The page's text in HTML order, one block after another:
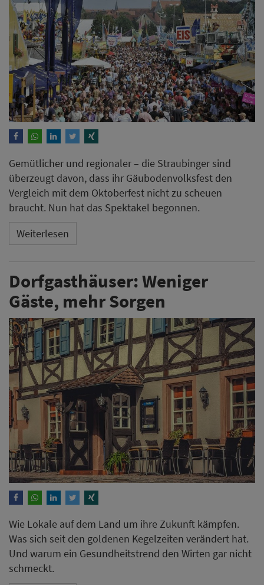
Gemütlicher und regionaler – die Straubinger sind
überzeugt davon, dass ihr Gäubodenvolksfest den
Vergleich mit dem Oktoberfest nicht zu scheuen
braucht. Nun hat das Spektakel begonnen.
Weiterlesen
Dorfgasthäuser: Weniger
Gäste, mehr Sorgen
Wie Lokale auf dem Land um ihre Zukunft kämpfen.
Was sich seit den goldenen Kegelzeiten verändert hat.
Und warum ein Gesundheitstrend den Wirten gar nicht
schmeckt.